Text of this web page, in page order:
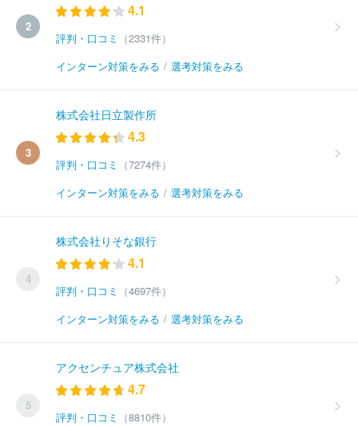
2
4.1
評判・口コミ
（2331件）
インターン対策をみる / 選考対策をみる
3
株式会社日立製作所
4.3
評判・口コミ
（7274件）
インターン対策をみる / 選考対策をみる
4
株式会社りそな銀行
4.1
評判・口コミ
（4697件）
インターン対策をみる / 選考対策をみる
5
アクセンチュア株式会社
4.7
評判・口コミ
（8810件）